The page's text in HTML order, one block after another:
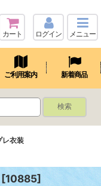
カート ログイン メニュー
ご利用案内 新着商品
検索
レ衣装
[10885]